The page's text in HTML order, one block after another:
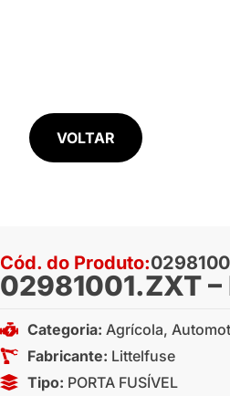
VOLTAR
Cód. do Produto:
02981001.ZXT –
Categoria: Agrícola,
Fabricante: Littelfuse
Tipo: PORTA FUSÍVEL